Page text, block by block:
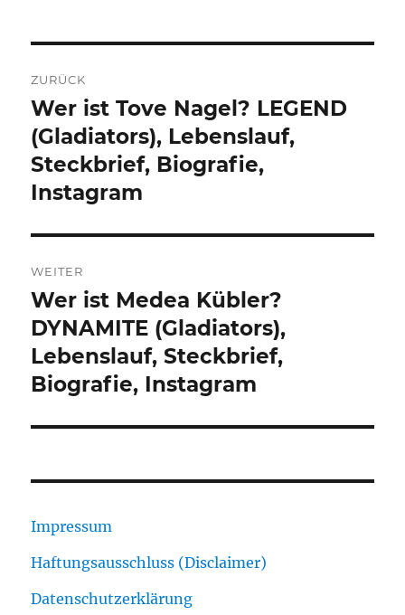
ZURÜCK
Vorheriger
Beitrag:
Wer ist Tove Nagel? LEGEND
(Gladiators), Lebenslauf,
Steckbrief, Biografie,
Instagram
WEITER
Nächster
Beitrag:
Wer ist Medea Kübler?
DYNAMITE (Gladiators),
Lebenslauf, Steckbrief,
Biografie, Instagram
Impressum
Haftungsausschluss (Disclaimer)
Datenschutzerklärung